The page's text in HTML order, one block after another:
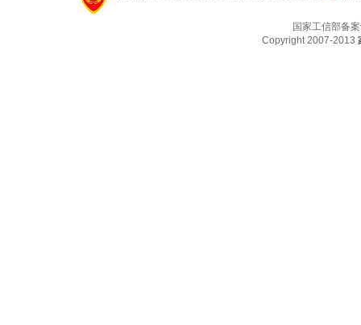
国家工信部备
Copyright 2007-2013